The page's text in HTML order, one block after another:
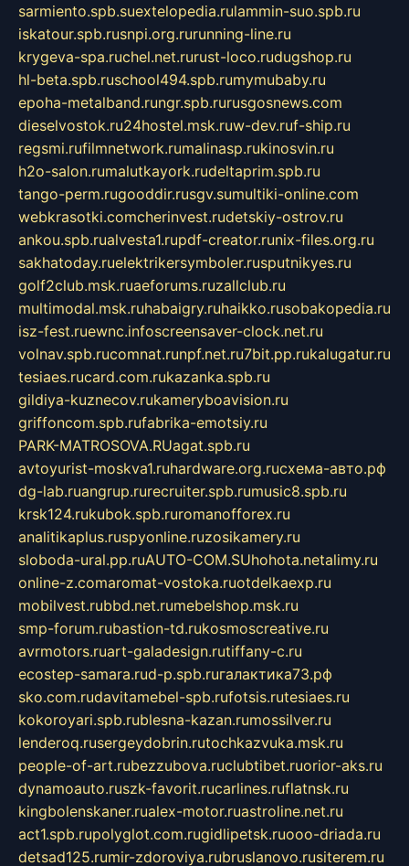
sarmiento.spb.suextelopedia.rulammin-suo.spb.ru
iskatour.spb.rusnpi.org.rurunning-line.ru
krygeva-spa.ruchel.net.rurust-loco.rudugshop.ru
hl-beta.spb.ruschool494.spb.rumymubaby.ru
epoha-metalband.rungr.spb.rurusgosnews.com
dieselvostok.ru24hostel.msk.ruw-dev.ruf-ship.ru
regsmi.rufilmnetwork.rumalinasp.rukinosvin.ru
h2o-salon.rumalutkayork.rudeltaprim.spb.ru
tango-perm.rugooddir.rusgv.sumultiki-online.com
webkrasotki.comcherinvest.rudetskiy-ostrov.ru
ankou.spb.rualvesta1.rupdf-creator.runix-files.org.ru
sakhatoday.ruelektrikersymboler.rusputnikyes.ru
golf2club.msk.ruaeforums.ruzallclub.ru
multimodal.msk.ruhabaigry.ruhaikko.rusobakopedia.ru
isz-fest.ruewnc.infoscreensaver-clock.net.ru
volnav.spb.rucomnat.runpf.net.ru7bit.pp.rukalugatur.ru
tesiaes.rucard.com.rukazanka.spb.ru
gildiya-kuznecov.rukameryboavision.ru
griffoncom.spb.rufabrika-emotsiy.ru
PARK-MATROSOVA.RUagat.spb.ru
avtoyurist-moskva1.ruhardware.org.ruсхема-авто.рф
dg-lab.ruangrup.rurecruiter.spb.rumusic8.spb.ru
krsk124.rukubok.spb.ruromanofforex.ru
analitikaplus.ruspyonline.ruzosikamery.ru
sloboda-ural.pp.ruAUTO-COM.SUhohota.netalimy.ru
online-z.comaromat-vostoka.ruotdelkaexp.ru
mobilvest.rubbd.net.rumebelshop.msk.ru
smp-forum.rubastion-td.rukosmoscreative.ru
avrmotors.ruart-galadesign.rutiffany-c.ru
ecostep-samara.rud-p.spb.ruгалактика73.рф
sko.com.rudavitamebel-spb.rufotsis.rutesiaes.ru
kokoroyari.spb.rublesna-kazan.rumossilver.ru
lenderoq.rusergeydobrin.rutochkazvuka.msk.ru
people-of-art.rubezzubova.ruclubtibet.ruorior-aks.ru
dynamoauto.ruszk-favorit.rucarlines.ruflatnsk.ru
kingbolenskaner.rualex-motor.ruastroline.net.ru
act1.spb.rupolyglot.com.rugidlipetsk.ruooo-driada.ru
detsad125.rumir-zdoroviya.rubruslanovo.rusiterem.ru